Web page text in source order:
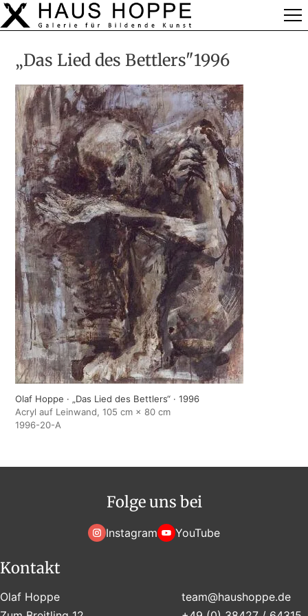
„Das Lied des Bettlers"1996
Olaf Hoppe · „Das Lied des Bettlers“ · 1996
Acryl auf Leinwand, 105 cm × 80 cm
1996-20-A
Folge uns bei
Instagram YouTube
Kontakt
Olaf Hoppe
team@haushoppe.de